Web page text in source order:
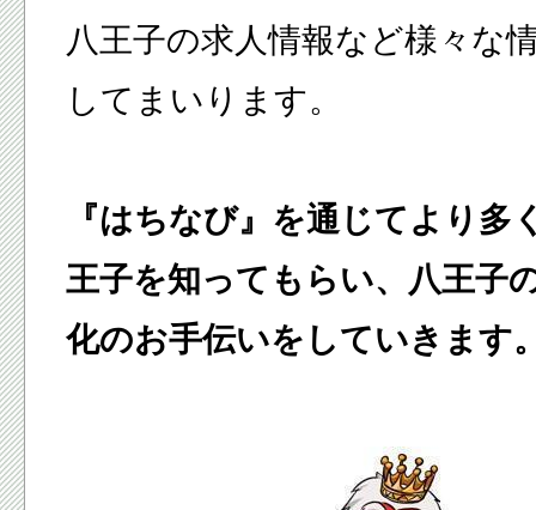
八王子の求人情報など様々な
してまいります。
『はちなび』を通じてより多
王子を知ってもらい、八王子
化のお手伝いをしていきます